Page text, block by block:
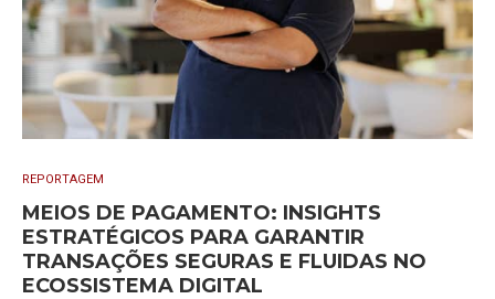
REPORTAGEM
MEIOS DE PAGAMENTO: INSIGHTS
ESTRATÉGICOS PARA GARANTIR
TRANSAÇÕES SEGURAS E FLUIDAS NO
ECOSSISTEMA DIGITAL